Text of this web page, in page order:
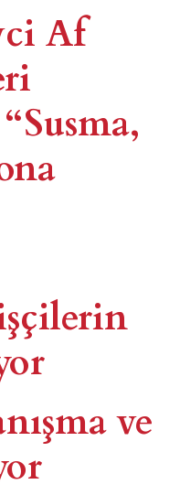
Af
ve